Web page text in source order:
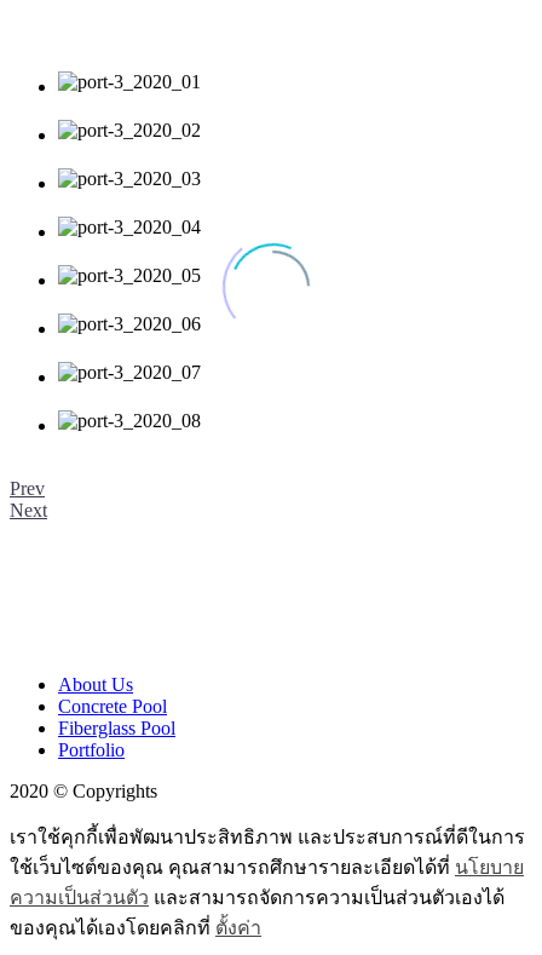
Prev
Next
About Us
Concrete Pool
Fiberglass Pool
Portfolio
2020 © Copyrights
เราใช้คุกกี้เพื่อพัฒนาประสิทธิภาพ และประสบการณ์ที่ดีในการ
ใช้เว็บไซต์ของคุณ คุณสามารถศึกษารายละเอียดได้ที่ นโยบาย
ความเป็นส่วนตัว และสามารถจัดการความเป็นส่วนตัวเองได้
ของคุณได้เองโดยคลิกที่ ตั้งค่า